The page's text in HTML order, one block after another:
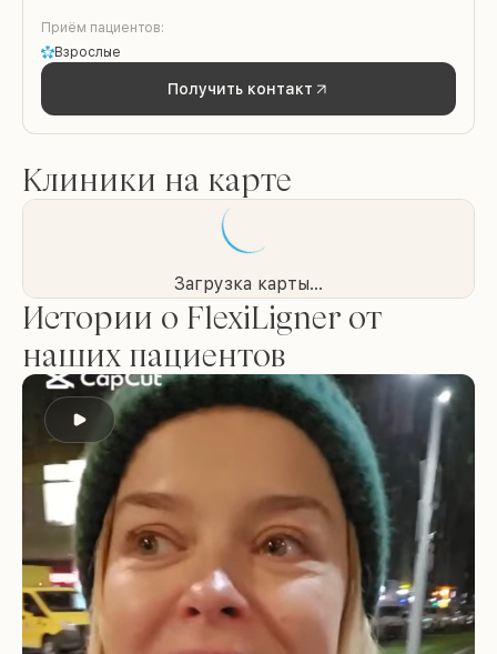
Приём пациентов:
Взрослые
Получить контакт
Клиники на карте
Загрузка карты...
Истории о FlexiLigner от
наших пациентов